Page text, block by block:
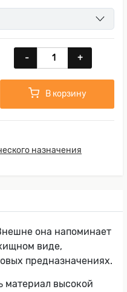
- +
В корзину
назначения
она напоминает
виде,
предназначениях.
материал высокой